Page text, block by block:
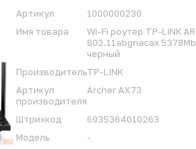
Артикул
1000000230
Имя товара
Wi-Fi роутер TP-LINK
802.11abgnacax
черный
ПроизводительTP-LINK
Артикул
производителя
Archer AX73
Штрихкод
6935364010263
Модель
-